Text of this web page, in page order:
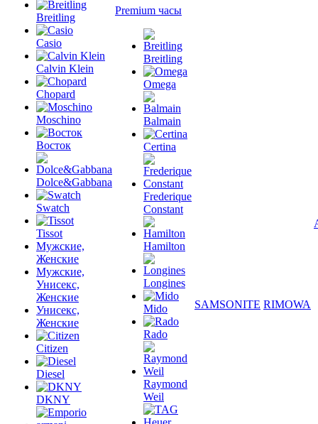
Breitling
Casio
Calvin Klein
Chopard
Moschino
Восток
Dolce&Gabbana
Swatch
Tissot
Мужские,
Женские
Мужские,
Унисекс,
Женские
Унисекс,
Женские
Citizen
Diesel
DKNY
Premium часы
Breitling
Omega
Balmain
Certina
Frederique
Constant
Hamilton
Longines
Mido
Rado
Raymond
Weil
SAMSONITE RIMOWA